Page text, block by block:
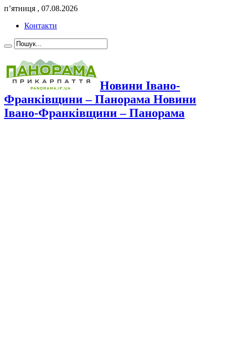
п’ятниця , 07.08.2026
Контакти
Новини Івано-
Франківщини – Панорама Новини
Івано-Франківщини – Панорама